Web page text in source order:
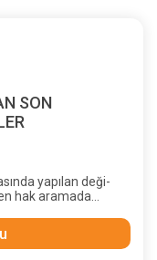
SON
yapılan deği-
hak aramada
olumsuzluklar
ve adalete uygun bir